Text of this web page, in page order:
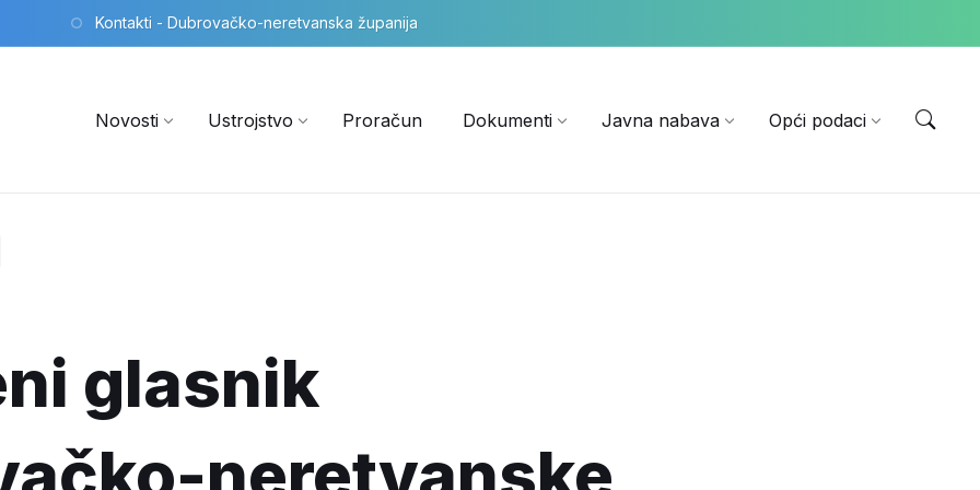
Kontakti - Dubrovačko-neretvanska županija
Novosti Ustrojstvo Proračun Dokumenti Javna nabava Opći podaci
glasnik